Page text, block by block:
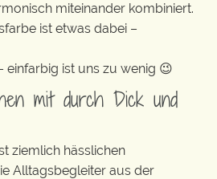
miteinander kombiniert.
ist etwas dabei –
einfarbig ist uns zu wenig 😉
mit durch Dick und
ziemlich hässlichen
Alltagsbegleiter aus der